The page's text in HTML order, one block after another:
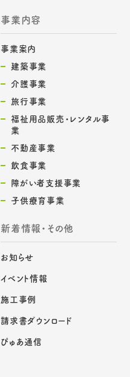
事業内容
事業案内
建築事業
介護事業
旅行事業
福祉用品販売・レンタル事
業
不動産事業
飲食事業
障がい者支援事業
子供療育事業
新着情報・その他
お知らせ
イベント情報
施工事例
請求書ダウンロード
ぴゅあ通信